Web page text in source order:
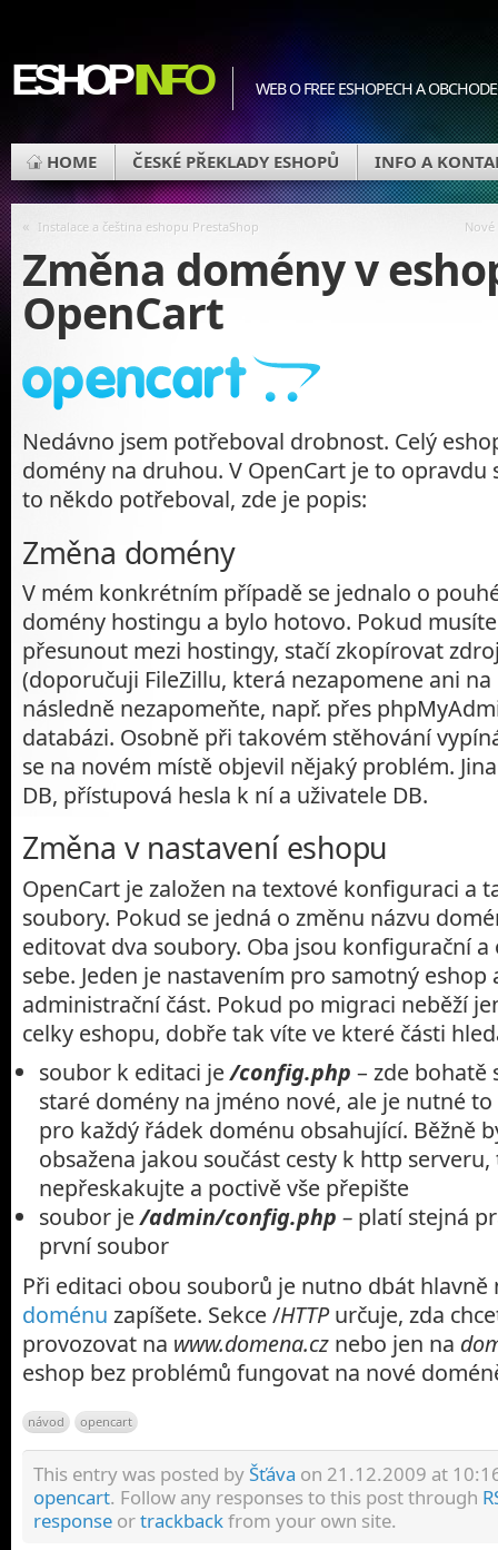
ESHOPINFO WEB O FREE ESHOPECH A
HOME ČESKÉ PŘEKLADY ESHOPŮ INFO A
« Instalace a čeština eshopu PrestaShop
Změna domény v
OpenCart
Nedávno jsem potřeboval drobnost. Celý
domény na druhou. V OpenCart je to opravdu
to někdo potřeboval, zde je popis:
Změna domény
V mém konkrétním případě se jednalo o
domény hostingu a bylo hotovo. Pokud
přesunout mezi hostingy, stačí zkopírovat
(doporučuji FileZillu, která nezapomene ani na
následně nezapomeňte, např. přes
databázi. Osobně při takovém stěhování
se na novém místě objevil nějaký problém.
DB, přístupová hesla k ní a uživatele DB.
Změna v nastavení eshopu
OpenCart je založen na textové konfiguraci a
soubory. Pokud se jedná o změnu názvu
editovat dva soubory. Oba jsou konfigurační a
sebe. Jeden je nastavením pro samotný eshop
administrační část. Pokud po migraci neběží
celky eshopu, dobře tak víte ve které části
soubor k editaci je/config.php – zde bohatě
staré domény na jméno nové, ale je nutné
pro každý řádek doménu obsahující. Běžně
obsažena jakou součást cesty k http serveru,
nepřeskakujte a poctivě vše přepište
soubor je/admin/config.php – platí stejná
první soubor
Při editaci obou souborů je nutno dbát hlavně
doménu zapíšete. Sekce /HTTPurčuje, zda
provozovat na www.domena.cz nebo jen na
eshop bez problémů fungovat na nové
návod opencart
This entry was posted byŠťáva on 21.12.2009 at
opencart. Follow any responses to this post through
response ortrackbackfrom your own site.